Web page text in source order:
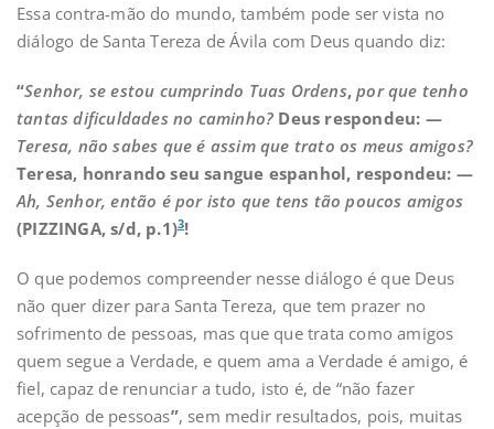
Essa contra-mão do mundo, também pode ser vista no
diálogo de Santa Tereza de Ávila com Deus quando diz:
“Senhor, se estou cumprindo Tuas Ordens,por que tenho
tantas dificuldades no caminho? Deus respondeu: —
Teresa, não sabes que é assim que trato os meus amigos?
Teresa, honrando seu sangue espanhol, respondeu: —
Ah, Senhor, então é por isto que tens tão poucos amigos
(PIZZINGA, s/d, p.1)3!
O que podemos compreender nesse diálogo é que Deus
não quer dizer para Santa Tereza, que tem prazer no
sofrimento de pessoas, mas que que trata como amigos
quem segue a Verdade, e quem ama a Verdade é amigo, é
fiel, capaz de renunciar a tudo, isto é, de “não fazer
acepção de pessoas”, sem medir resultados, pois, muitas